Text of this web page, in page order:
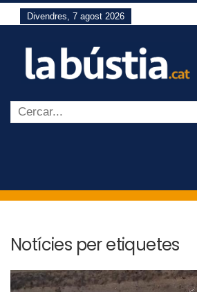
Divendres, 7 agost 2026
Notícies per etiquetes